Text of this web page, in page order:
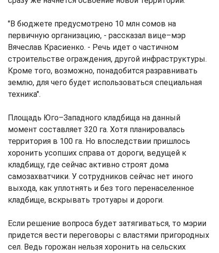
"В бюджете предусмотрено 10 млн сомов на
первичную организацию, - рассказал вице–мэр
Вячеслав Красиенко. - Речь идет о частичном
строительстве ограждения, другой инфраструктуры.
Кроме того, возможно, понадобится разравнивать
землю, для чего будет использоваться специальная
техника".
Площадь Юго–Западного кладбища на данный
момент составляет 320 га. Хотя планировалась
территория в 100 га. Но впоследствии пришлось
хоронить усопших справа от дороги, ведущей к
кладбищу, где сейчас активно строят дома
самозахватчики. У сотрудников сейчас нет иного
выхода, как уплотнять и без того перенаселенное
кладбище, вскрывать тротуары и дороги.
Если решение вопроса будет затягиваться, то мэрии
придется вести переговоры с властями пригородных
сел. Ведь горожан нельзя хоронить на сельских